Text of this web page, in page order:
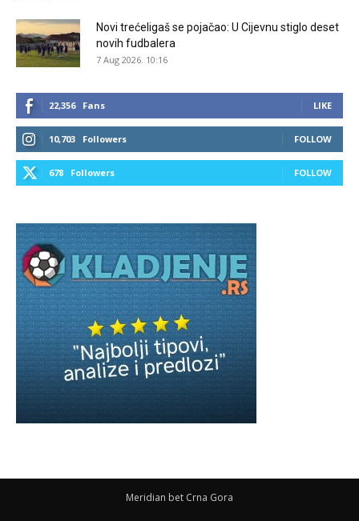
Novi trećeligaš se pojačao: U Cijevnu stiglo deset
novih fudbalera
7 Aug 2026. 10:16
22,356 Fans LIKE
10,703 Followers FOLLOW
678 Followers FOLLOW
Meridian bet Crna Gora